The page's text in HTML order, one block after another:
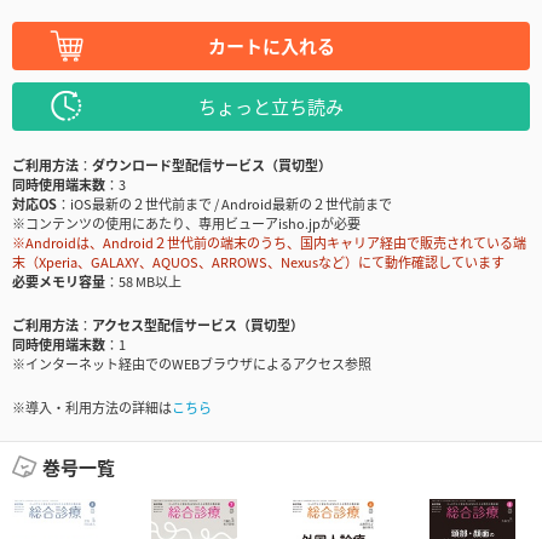
カートに入れる
ちょっと立ち読み
ご利用方法
ダウンロード型配信サービス（買切型）
同時使用端末数
3
対応OS
iOS最新の２世代前まで / Android最新の２世代前まで
※コンテンツの使用にあたり、専用ビューアisho.jpが必要
※Androidは、Android２世代前の端末のうち、国内キャリア経由で販売されている端
末（Xperia、GALAXY、AQUOS、ARROWS、Nexusなど）にて動作確認しています
必要メモリ容量
58 MB以上
ご利用方法
アクセス型配信サービス（買切型）
同時使用端末数
1
※インターネット経由でのWEBブラウザによるアクセス参照
※導入・利用方法の詳細はこちら
巻号一覧